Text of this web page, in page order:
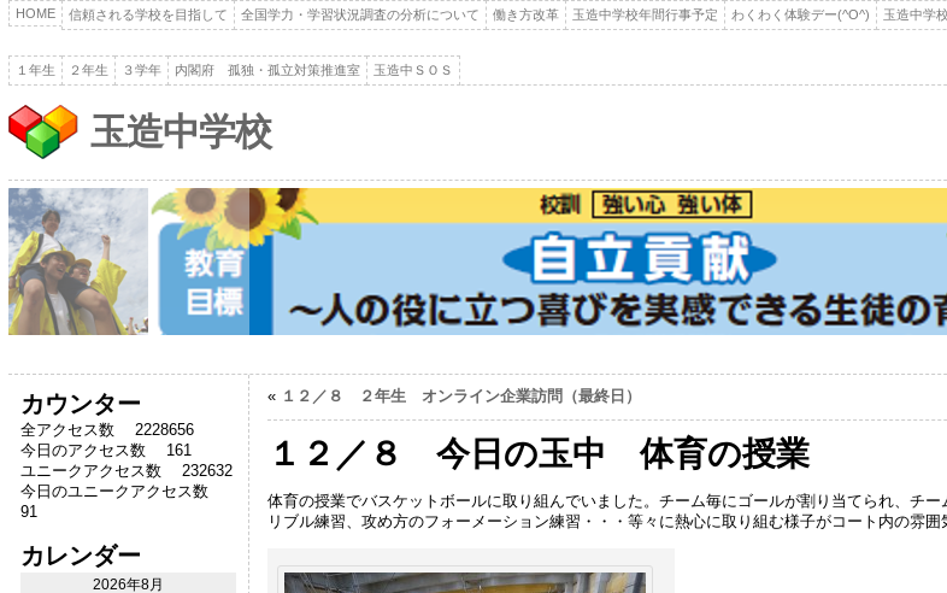
HOME 信頼される学校を目指して 全国学力・学習状況調査の分析について 働き方改革 玉造中学校年間行事予定 わくわく体験デー(^O^) 玉造中学
１年生
２年生 ３学年 内閣府 孤独・孤立対策推進室 玉造中ＳＯＳ
玉造中学校
カウンター
全アクセス数 2228656
今日のアクセス数 161
ユニークアクセス数 232632
今日のユニークアクセス数
91
カレンダー
2026年8月
« １２／８ ２年生 オンライン企業訪問（最終日）
１２／８ 今日の玉中 体育の授業
体育の授業でバスケットボールに取り組んでいました。チーム毎にゴールが割り当てられ、チ
リブル練習、攻め方のフォーメーション練習・・・等々に熱心に取り組む様子がコート内の雰囲